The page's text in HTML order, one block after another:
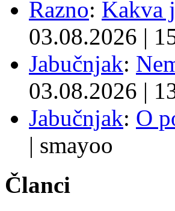
Razno: Kakva
03.08.2026 |
Jabučnjak:
03.08.2026 |
Jabučnjak: O
| smayoo
Članci